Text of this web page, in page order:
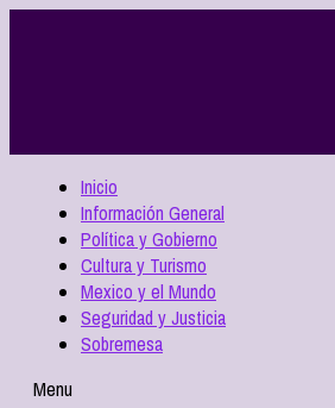
Inicio
Información General
Política y Gobierno
Cultura y Turismo
Mexico y el Mundo
Seguridad y Justicia
Sobremesa
Menu